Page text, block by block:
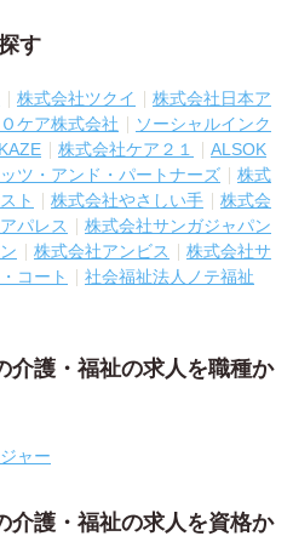
す
株式会社ツクイ
株式会社日本ア
ケア株式会社
ソーシャルインク
株式会社ケア２１
ALSOK
ツ・アンド・パートナーズ
株式
ト 株式会社やさしい手
株式会
パレス
株式会社サンガジャパン
株式会社アンビス
株式会社サ
コート
社会福祉法人ノテ福祉
介護・福祉の求人を職種か
ャー
介護・福祉の求人を資格か